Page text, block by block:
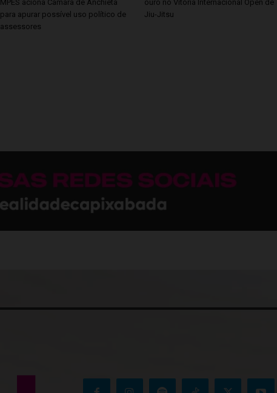
MPES aciona Câmara de Anchieta
para apurar possível uso político de
assessores
ouro no Vitória Internacional Open de
Jiu-Jitsu